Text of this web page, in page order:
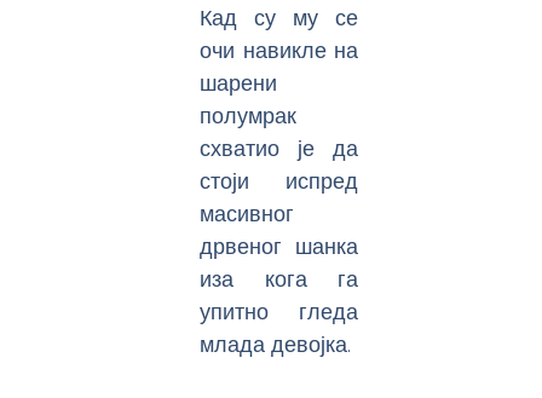
Кад су му се
очи навикле на
шарени
полумрак
схватио је да
стоји испред
масивног
дрвеног шанка
иза кога га
упитно гледа
млада девојка.